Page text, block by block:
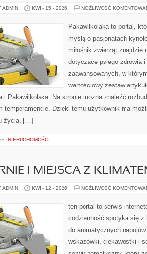
ADMIN KWI - 15 - 2026 MOŻLIWOŚĆ
Pakawilkolaka to portal,
myślą o pasjonatach
miłośnik zwierząt znajdzie
dotyczące psiego zdrowia
zaawansowanych, w
wartościowy zestaw
i Pakawilkolaka. Na stronie można znaleźć
temperamencie. Dzięki temu użytkownik ma
życia. […]
NIERUCHOMOŚCI
I MIEJSCA Z
ADMIN KWI - 12 - 2026 MOŻLIWOŚĆ
ten portal to serwis
codzienność spotyka się z
do aromatycznych
wskazówki, ciekawostki i